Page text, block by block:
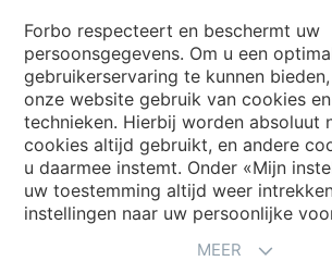
Website
Kies uw land
My Forbo
NIEUWSBRIEF
Forbo respecteert en beschermt uw
persoonsgegevens. Om u een
gebruikerservaring te kunnen
onze website gebruik van cookies
technieken. Hierbij worden absoluut
cookies altijd gebruikt, en andere
u daarmee instemt. Onder «Mijn
uw toestemming altijd weer
instellingen naar uw persoonlijke
MEER